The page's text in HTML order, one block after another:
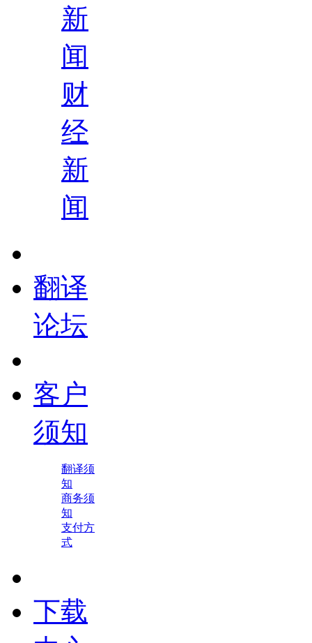
新
闻
财
经
新
闻
翻译
论坛
客户
须知
翻译须
知
商务须
知
支付方
式
下载